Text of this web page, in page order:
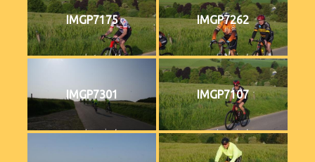
IMGP7175 IMGP7262
IMGP7301 IMGP7107